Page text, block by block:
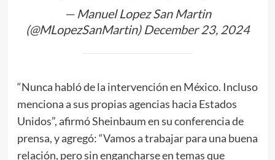
— Manuel Lopez San Martin
(@MLopezSanMartin) December 23, 2024
“Nunca habló de la intervención en México. Incluso
menciona a sus propias agencias hacia Estados
Unidos”, afirmó Sheinbaum en su conferencia de
prensa, y agregó: “Vamos a trabajar para una buena
relación, pero sin engancharse en temas que